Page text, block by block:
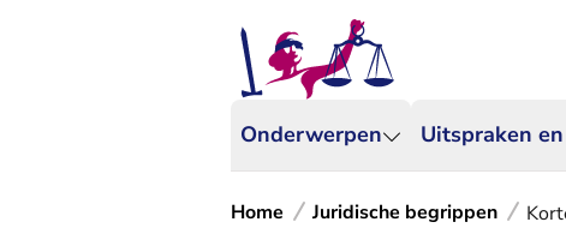
Onderwerpen Uitspraken
Home Juridische begrippen